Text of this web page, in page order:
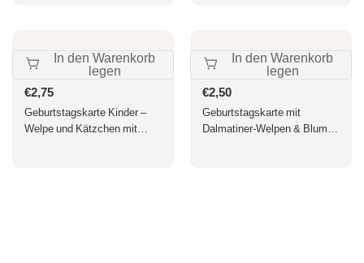
In den Warenkorb
legen
Normaler
Preis
€2,75
Geburtstagskarte Kinder –
Welpe und Kätzchen mit
In den Warenkorb
legen
Normaler
Preis
€2,50
Geburtstagskarte mit
Dalmatiner-Welpen & Blumen